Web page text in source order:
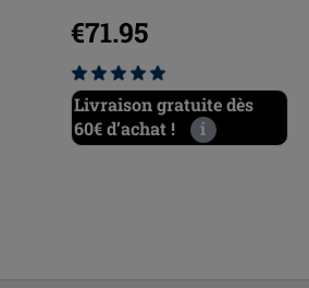
€71.95
Livraison gratuite dès
60€ d’achat !
i